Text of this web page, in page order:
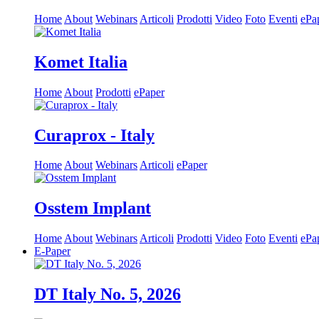
Home About Webinars Articoli Prodotti Video Foto Eventi
Komet Italia
Home About Prodotti ePaper
Curaprox - Italy
HomeAbout WebinarsArticoli ePaper
Osstem Implant
Home About Webinars Articoli Prodotti Video Foto Eventi
E-Paper
DT Italy No. 5, 2026